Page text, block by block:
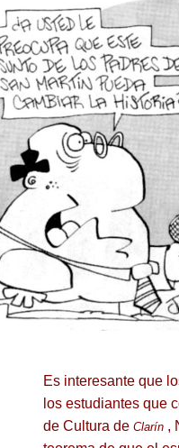
Es interesante que
los estudiantes que
de Cultura de Clarín ,